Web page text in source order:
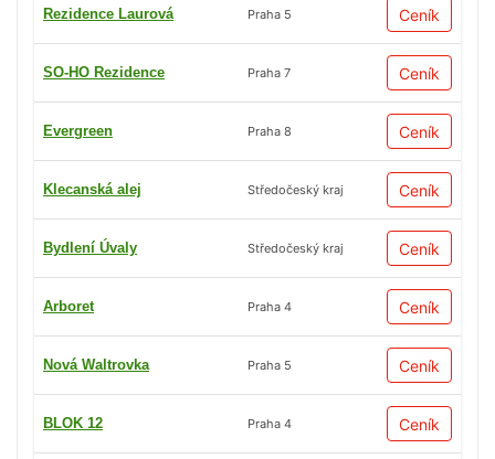
Rezidence Laurová Praha 5 Ceník
SO-HO Rezidence Praha 7 Ceník
Evergreen Praha 8 Ceník
Klecanská alej Středočeský kraj Ceník
Bydlení Úvaly Středočeský kraj Ceník
Arboret Praha 4 Ceník
Nová Waltrovka Praha 5 Ceník
BLOK 12 Praha 4 Ceník